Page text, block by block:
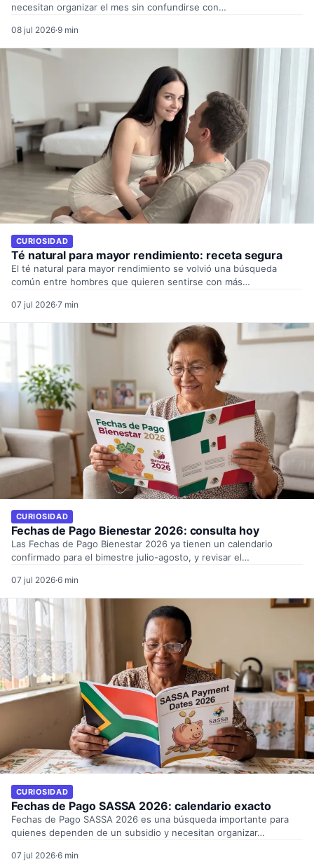
necesitan organizar el mes sin confundirse con…
08 jul 2026·9 min
CURIOSIDAD
Té natural para mayor rendimiento: receta segura
El té natural para mayor rendimiento se volvió una búsqueda
común entre hombres que quieren sentirse con más…
07 jul 2026·7 min
CURIOSIDAD
Fechas de Pago Bienestar 2026: consulta hoy
Las Fechas de Pago Bienestar 2026 ya tienen un calendario
confirmado para el bimestre julio-agosto, y revisar el…
07 jul 2026·6 min
CURIOSIDAD
Fechas de Pago SASSA 2026: calendario exacto
Fechas de Pago SASSA 2026 es una búsqueda importante para
quienes dependen de un subsidio y necesitan organizar…
07 jul 2026·6 min